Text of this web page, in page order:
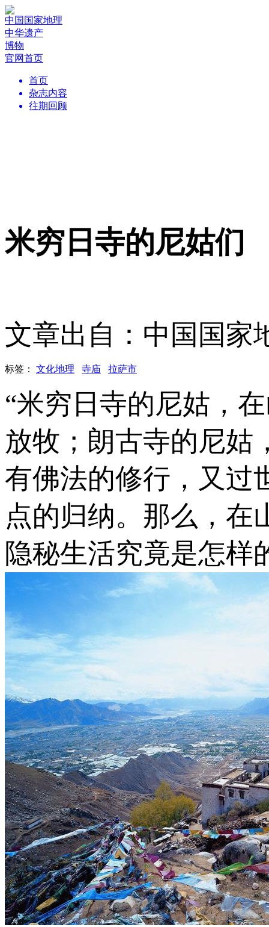
中国国家地理
中华遗产
博物
官网首页
首页
杂志内容
往期回顾
米穷日寺的尼姑们
文章出自：中国国家
标签： 文化地理 寺庙 拉萨市
“米穷日寺的尼姑，
放牧；朗古寺的尼姑
有佛法的修行，又过
点的归纳。那么，在
隐秘生活究竟是怎样